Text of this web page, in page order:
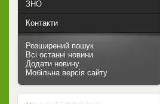
ЗНО
Контакти
Розширений пошук
Всі останні новини
Додати новину
Мобільна версія сайту